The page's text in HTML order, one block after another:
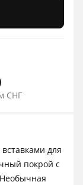
СНГ
для
покрой с